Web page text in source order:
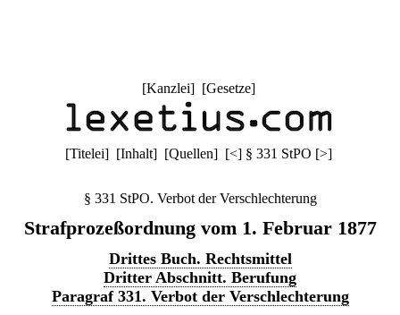
[Kanzlei] [Gesetze]
[Titelei] [Inhalt] [Quellen] [<] § 331 StPO [>]
§ 331 StPO. Verbot der Verschlechterung
Strafprozeßordnung vom 1. Februar 1877
Drittes Buch. Rechtsmittel
Dritter Abschnitt. Berufung
Paragraf 331. Verbot der Verschlechterung